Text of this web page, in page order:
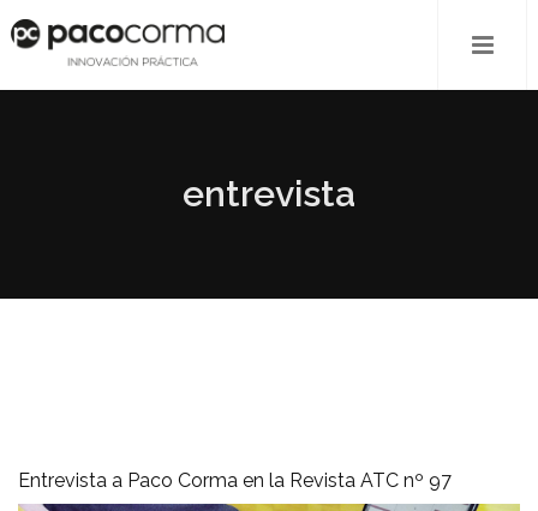
entrevista
Entrevista a Paco Corma en la Revista ATC nº 97